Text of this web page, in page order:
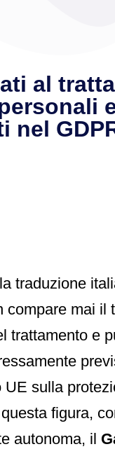
al
nel
traduzione
compare mai il
trattamento e
UE sulla
figura,
autonoma, il